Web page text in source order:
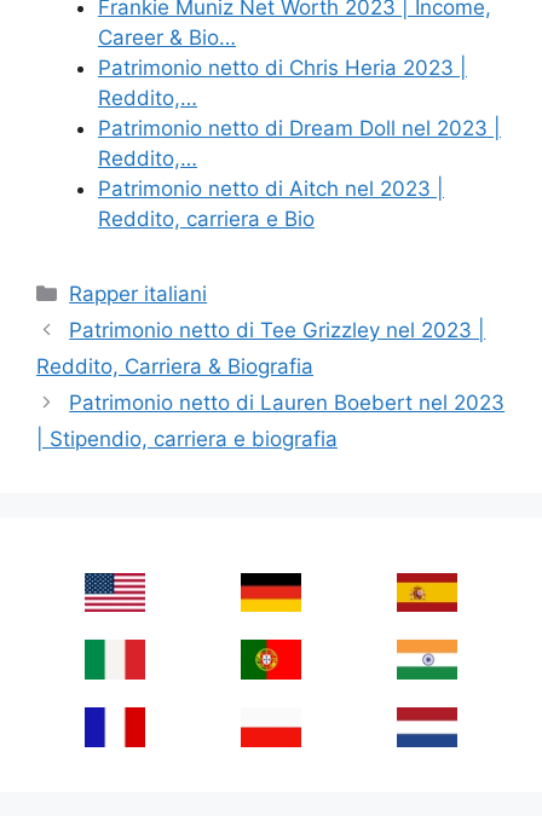
Frankie Muniz Net Worth 2023 | Income,
Career & Bio…
Patrimonio netto di Chris Heria 2023 |
Reddito,…
Patrimonio netto di Dream Doll nel 2023 |
Reddito,…
Patrimonio netto di Aitch nel 2023 |
Reddito, carriera e Bio
Categories
Rapper italiani
Patrimonio netto di Tee Grizzley nel 2023 |
Reddito, Carriera & Biografia
Patrimonio netto di Lauren Boebert nel 2023
| Stipendio, carriera e biografia